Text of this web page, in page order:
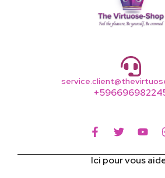
Ici pour vous